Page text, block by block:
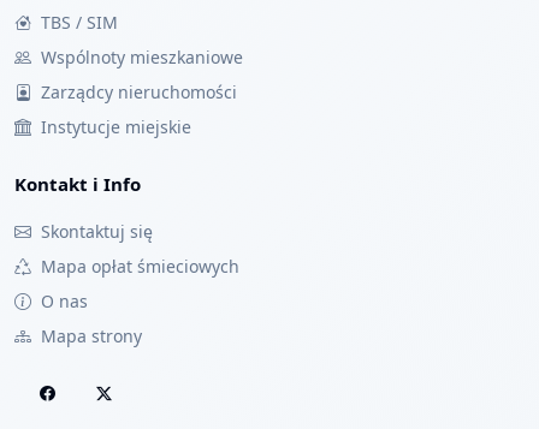
TBS / SIM
Wspólnoty mieszkaniowe
Zarządcy nieruchomości
Instytucje miejskie
Kontakt i Info
Skontaktuj się
Mapa opłat śmieciowych
O nas
Mapa strony